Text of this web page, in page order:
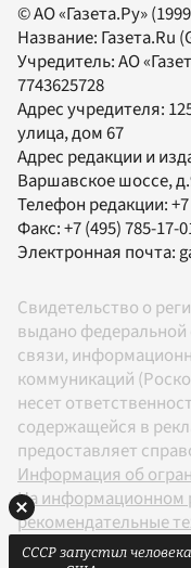
© АО «Газета.Ру»
Название: Газета.Ru
Учредитель:АО
7743625728
Адрес учредителя:
улица, дом 67
Адрес редакции и
Варшавское шоссе,
Телефон редакции:
Факс:+7 (495) 785-17-
Электронная почта:
Свидетельство о
выдано
связи,
коммуникаций
несет
содержащейся в
предоставляет
Информация об
На информационном
рекомендательные
Правилами
СССР запустил